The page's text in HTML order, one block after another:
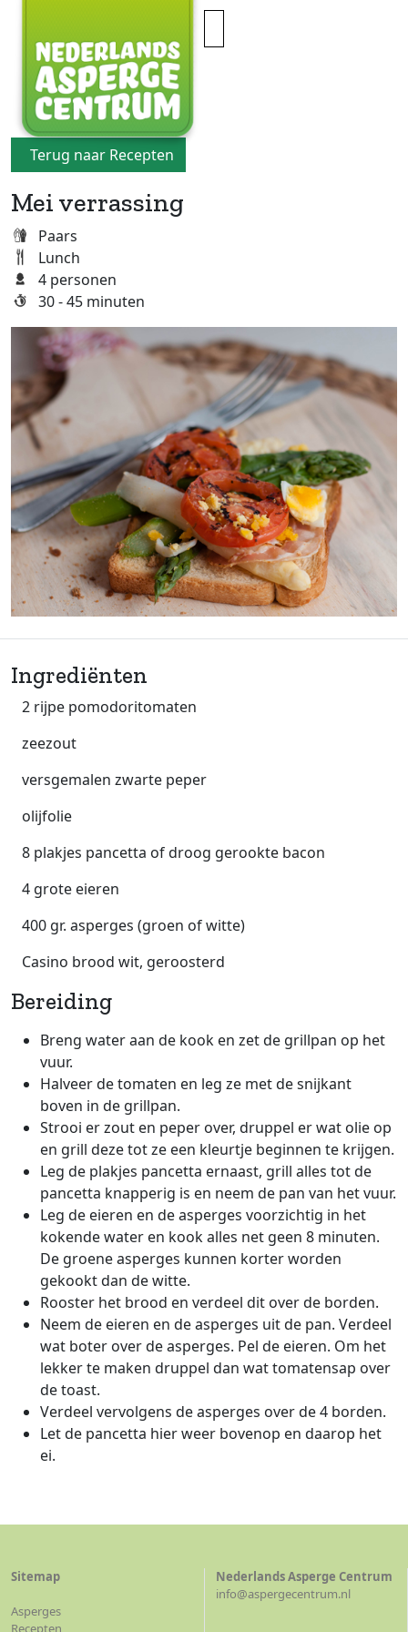
Terug naar Recepten
Mei verrassing
Paars
Lunch
4 personen
30 - 45 minuten
Ingrediënten
2 rijpe pomodoritomaten
zeezout
versgemalen zwarte peper
olijfolie
8 plakjes pancetta of droog gerookte bacon
4 grote eieren
400 gr. asperges (groen of witte)
Casino brood wit, geroosterd
Bereiding
Breng water aan de kook en zet de grillpan op het
vuur.
Halveer de tomaten en leg ze met de snijkant
boven in de grillpan.
Strooi er zout en peper over, druppel er wat olie op
en grill deze tot ze een kleurtje beginnen te krijgen.
Leg de plakjes pancetta ernaast, grill alles tot de
pancetta knapperig is en neem de pan van het vuur.
Leg de eieren en de asperges voorzichtig in het
kokende water en kook alles net geen 8 minuten.
De groene asperges kunnen korter worden
gekookt dan de witte.
Rooster het brood en verdeel dit over de borden.
Neem de eieren en de asperges uit de pan. Verdeel
wat boter over de asperges. Pel de eieren. Om het
lekker te maken druppel dan wat tomatensap over
de toast.
Verdeel vervolgens de asperges over de 4 borden.
Let de pancetta hier weer bovenop en daarop het
ei.
Sitemap
Asperges
Recepten
Nederlands Asperge Centrum
info@aspergecentrum.nl